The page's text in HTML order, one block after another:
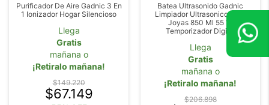
Purificador De Aire Gadnic 3 En
1 Ionizador Hogar Silencioso
Llega
Gratis
mañana o
¡Retiralo mañana!
$149.220
$67.149
Batea Ultrasonido Gadnic
Limpiador Ultrasonico Para
Joyas 850 Ml 55 W
Temporizador Digital
Llega
Gratis
mañana o
¡Retiralo mañana!
$206.898